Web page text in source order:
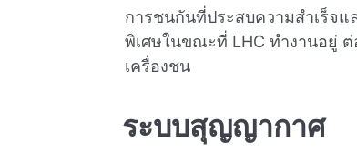
การชนกันที่ประสบความสําเร็จ
พิเศษในขณะที่ LHC ทํางานอยู่
เครื่องชน
ระบบสุญญากาศ